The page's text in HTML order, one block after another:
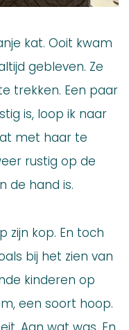
kat. Ooit kwam
gebleven. Ze
trekken. Een paar
is, loop ik naar
met haar te
rustig op de
de hand is.
zijn kop. En toch
bij het zien van
kinderen op
een soort hoop.